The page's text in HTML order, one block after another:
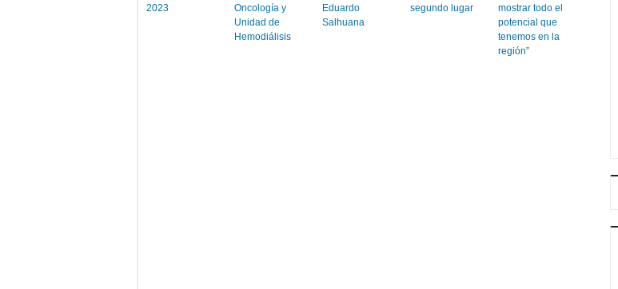
2023
Oncología y
Unidad de
Hemodiálisis
Eduardo
Salhuana
segundo lugar
mostrar todo el
potencial que
tenemos en la
región”